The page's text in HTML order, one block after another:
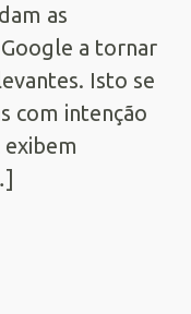
as
a tornar
Isto se
com intenção